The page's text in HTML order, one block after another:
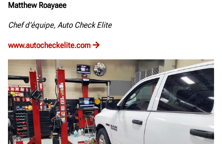
Matthew Roayaee
Chef d’équipe, Auto Check Elite
www.autocheckelite.com